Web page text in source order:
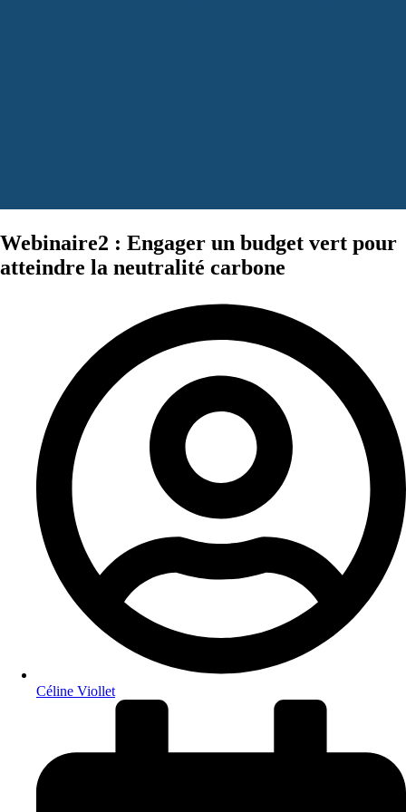
Webinaire2 : Engager un budget vert pour
atteindre la neutralité carbone
Céline Viollet